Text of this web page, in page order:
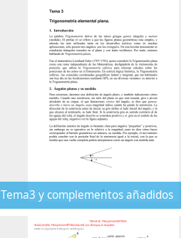
Tema3 y complementos añadidos